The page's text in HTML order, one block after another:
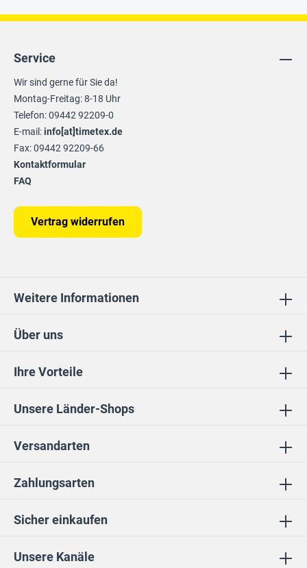
Unsere Kanäle
Ihre Vorteile
Unsere Länder-Shops
Sicher einkaufen
Über uns
Service
Wir sind gerne für Sie da!
Montag-Freitag: 8-18 Uhr
Telefon: 09442 92209-0
E-mail:info[at]timetex.de
Fax: 09442 92209-66
Kontaktformular
FAQ
Vertrag widerrufen
Weitere Informationen
Zahlungsarten
Versandarten